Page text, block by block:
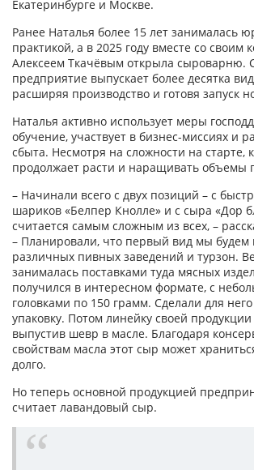
Екатеринбурге и Москве.
Ранее Наталья более 15 лет занималась
практикой, а в 2025 году вместе со своим
Алексеем Ткачёвым открыла сыроварню.
предприятие выпускает более десятка
расширяя производство и готовя запуск
Наталья активно использует меры
обучение, участвует в бизнес-миссиях и
сбыта. Несмотря на сложности на старте,
продолжает расти и наращивать объемы
– Начинали всего с двух позиций – с
шариков «Белпер Кнолле» и с сыра «Дор
считается самым сложным из всех, –
– Планировали, что первый вид мы будем
различных пивных заведений и турзон.
занималась поставками туда мясных
получился в интересном формате, с
головками по 150 грамм. Сделали для
упаковку. Потом линейку своей
выпустив шевр в масле. Благодаря
свойствам масла этот сыр может
долго.
Но теперь основной продукцией
считает лавандовый сыр.